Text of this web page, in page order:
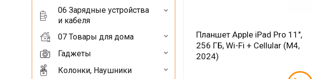
06 Зарядные устройства
и кабеля
07 Товары для дома
Гаджеты
Колонки, Наушники
Планшет Apple iPad Pro 11",
256 ГБ, Wi-Fi + Cellular (M4,
2024)